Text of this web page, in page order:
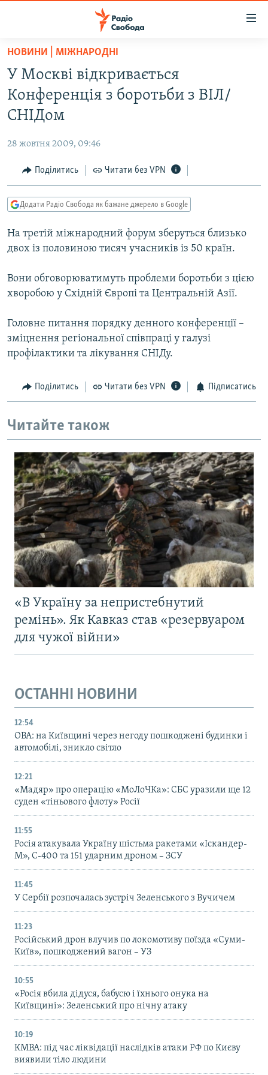
Перейти
основного
матеріалу
Перейти
до
основної
Перейти
до
пошуку
ВСЕ ЗА ДОБУ
СТАТТІ
СУСПІЛЬСТВО
УКРАЇНА
РОСІЙСЬКА «ФІЛЬТРАЦІЯ»
ДОНБАС.РЕАЛІЇ
ТИ ЯК?
СХЕМИ
МУЛЬТИМЕДІА
ФОТО
СПЕЦПРОЄКТИ
ПОДКАСТИ
РУС
ДОЛУЧАЙСЯ!
Усі сайти RFE/RL
НОВИНИ | МІЖНАРОДНІ
У Москві відкривається
Конференція з боротьби з ВІЛ/
СНІДом
28 жовтня 2009, 09:46
Поділитись Читати без VPN
Додати Радіо Свобода як бажане джерело в Google
На третій міжнародний форум зберуться близько
двох із половиною тисяч учасників із 50 країн.
Вони обговорюватимуть проблеми боротьби з цією
хворобою у Східній Європі та Центральній Азії.
Головне питання порядку денного конференції –
зміцнення регіональної співпраці у галузі
профілактики та лікування СНІДу.
Поділитись Читати без VPN Підписатись
Читайте також
«В Україну за непристебнутий
ремінь». Як Кавказ став «резервуаром
для чужої війни»
ОСТАННІ НОВИНИ
12:54
ОВА: на Київщині через негоду пошкоджені будинки і
автомобілі, зникло світло
12:21
«Мадяр» про операцію «МоЛоЧКа»: СБС уразили ще 12
суден «тіньового флоту» Росії
11:55
Росія атакувала Україну шістьма ракетами «Іскандер-
М», С-400 та 151 ударним дроном – ЗСУ
11:45
У Сербії розпочалась зустріч Зеленського з Вучичем
11:23
Російський дрон влучив по локомотиву поїзда «Суми-
Київ», пошкоджений вагон – УЗ
10:55
«Росія вбила дідуся, бабусю і їхнього онука на
Київщині»: Зеленський про нічну атаку
10:19
КМВА: під час ліквідації наслідків атаки РФ по Києву
виявили тіло людини